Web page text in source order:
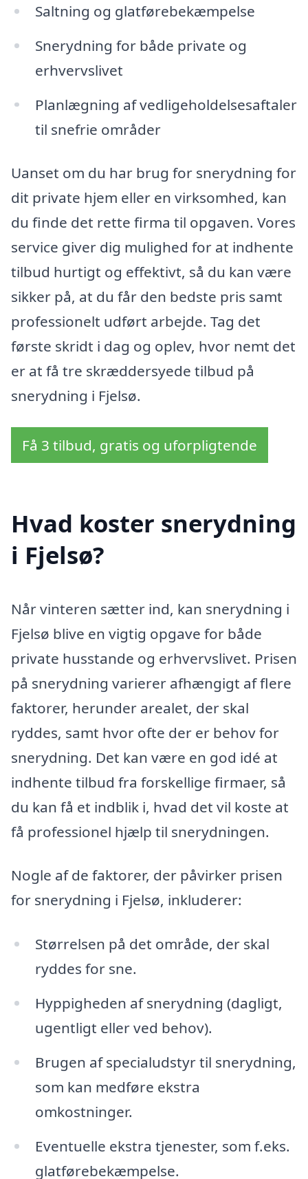
Saltning og glatførebekæmpelse
Snerydning for både private og
erhvervslivet
Planlægning af vedligeholdelsesaftaler
til snefrie områder
Uanset om du har brug for snerydning for
dit private hjem eller en virksomhed, kan
du finde det rette firma til opgaven. Vores
service giver dig mulighed for at indhente
tilbud hurtigt og effektivt, så du kan være
sikker på, at du får den bedste pris samt
professionelt udført arbejde. Tag det
første skridt i dag og oplev, hvor nemt det
er at få tre skræddersyede tilbud på
snerydning i Fjelsø.
Få 3 tilbud, gratis og uforpligtende
Hvad koster snerydning
i Fjelsø?
Når vinteren sætter ind, kan snerydning i
Fjelsø blive en vigtig opgave for både
private husstande og erhvervslivet. Prisen
på snerydning varierer afhængigt af flere
faktorer, herunder arealet, der skal
ryddes, samt hvor ofte der er behov for
snerydning. Det kan være en god idé at
indhente tilbud fra forskellige firmaer, så
du kan få et indblik i, hvad det vil koste at
få professionel hjælp til snerydningen.
Nogle af de faktorer, der påvirker prisen
for snerydning i Fjelsø, inkluderer:
Størrelsen på det område, der skal
ryddes for sne.
Hyppigheden af snerydning (dagligt,
ugentligt eller ved behov).
Brugen af specialudstyr til snerydning,
som kan medføre ekstra
omkostninger.
Eventuelle ekstra tjenester, som f.eks.
glatførebekæmpelse.